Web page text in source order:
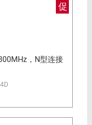
促
，N型连接